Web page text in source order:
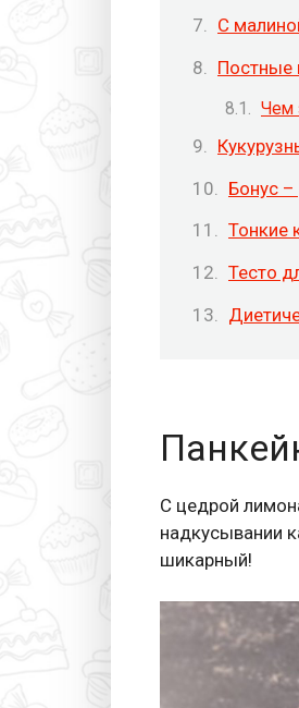
С
Постные
Чем
Бонус
Тонкие
Тесто
С цедрой
надкусывании
шикарный!